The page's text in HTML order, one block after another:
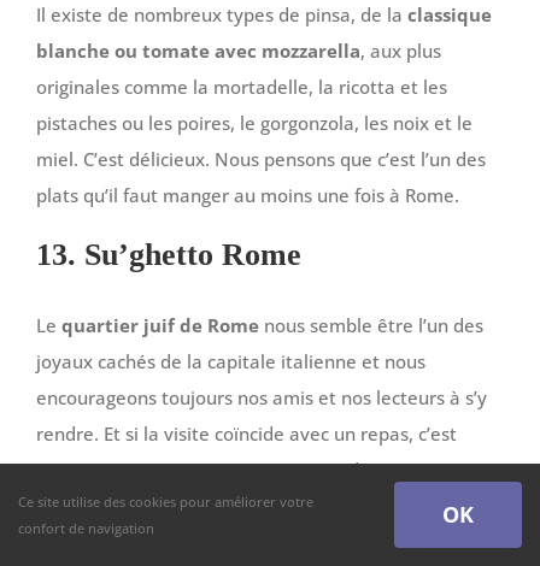
Il existe de nombreux types de pinsa, de la classique
blanche ou tomate avec mozzarella, aux plus
originales comme la mortadelle, la ricotta et les
pistaches ou les poires, le gorgonzola, les noix et le
miel. C’est délicieux. Nous pensons que c’est l’un des
plats qu’il faut manger au moins une fois à Rome.
13. Su’ghetto Rome
Le quartier juif de Romenous semble être l’un des
joyaux cachés de la capitale italienne et nous
encourageons toujours nos amis et nos lecteurs à s’y
rendre. Et si la visite coïncide avec un repas, c’est
encore mieux ! Si vous vous asseyez dans un
restaurant avec terrasse, vous êtes déjà gagnant.
Ce site utilise des cookies pour améliorer votre
confort de navigation
OK